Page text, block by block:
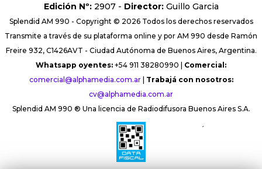
Edición Nº:2907 - Director:Guillo Garcia
Splendid AM 990 - Copyright © 2026 Todos los derechos reservados
Transmite a través de su plataforma online y por AM 990 desde Ramón
Freire 932, C1426AVT - Ciudad Autónoma de Buenos Aires, Argentina.
Whatsapp oyentes: +54 911 38280990 | Comercial:
comercial@alphamedia.com.ar| Trabajá con nosotros:
cv@alphamedia.com.ar
Splendid AM 990 ® Una licencia de Radiodifusora Buenos Aires S.A.
´